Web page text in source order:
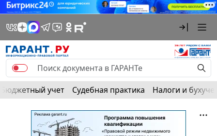
Бюджетный учет Судебная практика Налоги и